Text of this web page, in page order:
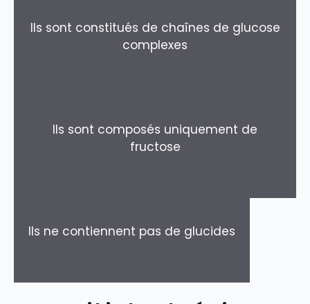
Ils sont constitués de chaînes de glucose
complexes
Ils sont composés uniquement de
fructose
Ils ne contiennent pas de glucides